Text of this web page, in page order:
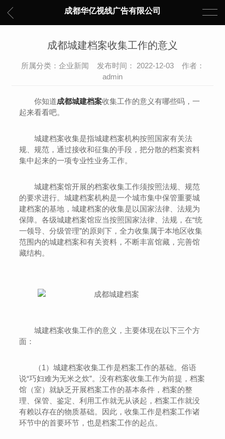
成都华亿视线广告有限公司
成都城建档案收集工作的意义
所属分类：企业新闻 发布时间： 2022-12-03 作者：
admin
你知道成都城建档案收集工作的意义有哪些吗，一
起来看看吧。
城建档案收集是指城建档案机构按照国家有关法
规、规范，通过接收和征集的手段，把分散的档案资料
集中起来的一项专业性业务工作。
城建档案馆开展的档案收集工作须按照法规、规范
的要求进行。城建档案机构是一个城市集中保管重要城
建档案的基地，城建档案的收集是以国家法律、法规为
保障。各级城建档案馆应当按照国家法律、法规，在“统
一领导、分级管理”的原则下，全力收集属于本地区收集
范围内的城建档案和有关资料，不断丰富馆藏，完善馆
藏结构。
城建档案收集工作的意义，主要体现在以下三个方
面：
（1）城建档案收集工作是档案工作的基础。俗语
说“巧妇难为无米之炊”。没有档案收集工作为前提，档案
馆（室）就缺乏开展档案工作的基本条件，档案的整
理、保管、鉴定、利用工作就无从谈起，档案工作就没
有赖以存在的物质基础。因此，收集工作是档案工作诸
环节中的首要环节，也是档案工作的起点。